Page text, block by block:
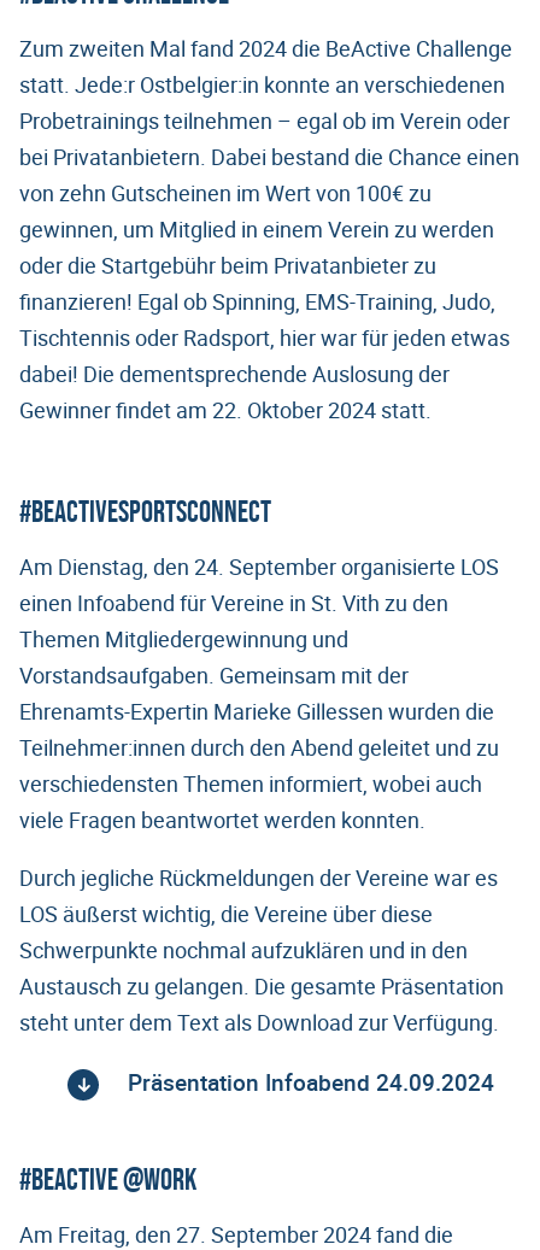
Zum zweiten Mal fand 2024 die BeActive Challenge
statt. Jede:r Ostbelgier:in konnte an verschiedenen
Probetrainings teilnehmen – egal ob im Verein oder
bei Privatanbietern. Dabei bestand die Chance einen
von zehn Gutscheinen im Wert von 100€ zu
gewinnen, um Mitglied in einem Verein zu werden
oder die Startgebühr beim Privatanbieter zu
finanzieren! Egal ob Spinning, EMS-Training, Judo,
Tischtennis oder Radsport, hier war für jeden etwas
dabei! Die dementsprechende Auslosung der
Gewinner findet am 22. Oktober 2024 statt.
#BeActiveSportsConnect
Am Dienstag, den 24. September organisierte LOS
einen Infoabend für Vereine in St. Vith zu den
Themen Mitgliedergewinnung und
Vorstandsaufgaben. Gemeinsam mit der
Ehrenamts-Expertin Marieke Gillessen wurden die
Teilnehmer:innen durch den Abend geleitet und zu
verschiedensten Themen informiert, wobei auch
viele Fragen beantwortet werden konnten.
Durch jegliche Rückmeldungen der Vereine war es
LOS äußerst wichtig, die Vereine über diese
Schwerpunkte nochmal aufzuklären und in den
Austausch zu gelangen. Die gesamte Präsentation
steht unter dem Text als Download zur Verfügung.
Präsentation Infoabend 24.09.2024
#BeActive @work
Am Freitag, den 27. September 2024 fand die